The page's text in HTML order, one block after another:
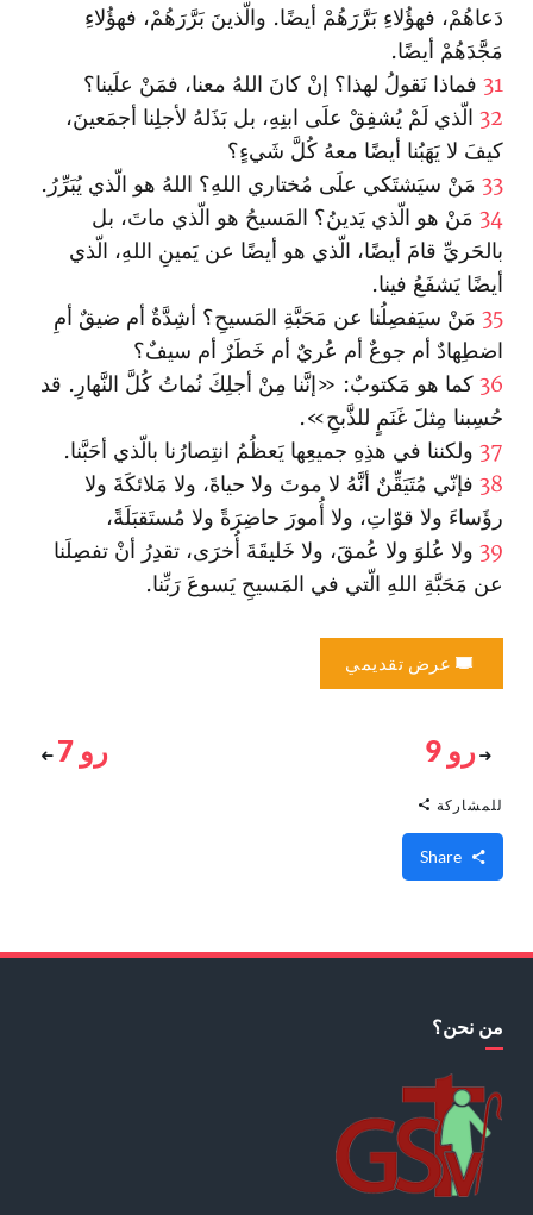
دَعاهُمْ، فهؤُلاءِ بَرَّرَهُمْ أيضًا. والّذينَ بَرَّرَهُمْ، فهؤُلاءِ
مَجَّدَهُمْ أيضًا.
31 فماذا نَقولُ لهذا؟ إنْ كانَ اللهُ معنا، فمَنْ علَينا؟
32 الّذي لَمْ يُشفِقْ علَى ابنِهِ، بل بَذَلهُ لأجلِنا أجمَعينَ،
كيفَ لا يَهَبُنا أيضًا معهُ كُلَّ شَيءٍ؟
33 مَنْ سيَشتَكي علَى مُختاري اللهِ؟ اللهُ هو الّذي يُبَرِّرُ.
34 مَنْ هو الّذي يَدينُ؟ المَسيحُ هو الّذي ماتَ، بل
بالحَريِّ قامَ أيضًا، الّذي هو أيضًا عن يَمينِ اللهِ، الّذي
أيضًا يَشفَعُ فينا.
35 مَنْ سيَفصِلُنا عن مَحَبَّةِ المَسيحِ؟ أشِدَّةٌ أم ضيقٌ أمِ
اضطِهادٌ أم جوعٌ أم عُريٌ أم خَطَرٌ أم سيفٌ؟
36 كما هو مَكتوبٌ: «إنَّنا مِنْ أجلِكَ نُماتُ كُلَّ النَّهارِ. قد
حُسِبنا مِثلَ غَنَمٍ للذَّبحِ».
37 ولكننا في هذِهِ جميعِها يَعظُمُ انتِصارُنا بالّذي أحَبَّنا.
38 فإنّي مُتَيَقِّنٌ أنَّهُ لا موتَ ولا حياةَ، ولا مَلائكَةَ ولا
رؤَساءَ ولا قوّاتِ، ولا أُمورَ حاضِرَةً ولا مُستَقبَلَةً،
39 ولا عُلوَ ولا عُمقَ، ولا خَليقَةَ أُخرَى، تقدِرُ أنْ تفصِلَنا
عن مَحَبَّةِ اللهِ الّتي في المَسيحِ يَسوعَ رَبِّنا.
عرض تقديمي
رو 9 رو 7
للمشاركة
من نحن؟